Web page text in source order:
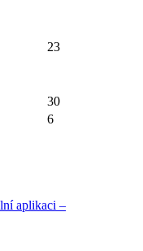
23
30
6
aplikaci –